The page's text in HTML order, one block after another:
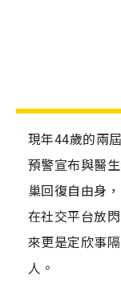
現年44歲的兩
預警宣布與醫
巢回復自由身
在社交平台放
來更是定欣事
人。